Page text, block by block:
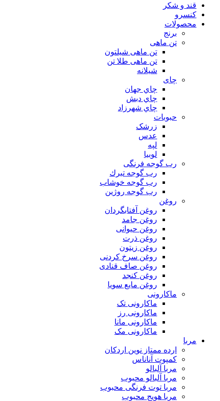
قند و شکر
کنسرو
محصولات
برنج
تن ماهی
تن ماهی شیلتون
تن ماهی طلا تن
شیلانه
چای
چاي جهان
چاي دبش
چاي شهرزاد
حبوبات
زرشک
عدس
لپه
لوبیا
رب گوجه فرنگی
رب گوجه تبرك
رب گوجه خوشاب
رب گوجه روژین
روغن
روغن آفتابگردان
روغن جامد
روغن حیوانی
روغن ذرت
روغن زیتون
روغن سرخ کردنی
روغن صاف قنادی
روغن کنجد
روغن مایع سویا
ماکارونی
ماکارونی تک
ماکارونی رز
ماکارونی مانا
ماکارونی مک
مربا
ارده ممتاز نوین اردکان
کمپوت آناناس
مربا آلبالو
مربا آلبالو محبوب
مربا توت فرنگی محبوب
مربا هویج محبوب